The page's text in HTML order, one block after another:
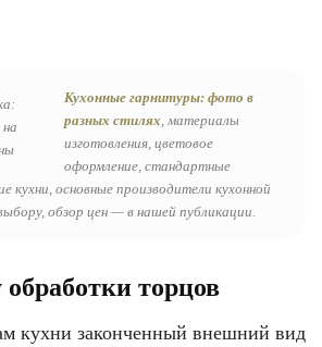
Кухонные гарнитуры: фото в
разных стилях, материалы
изготовления, цветовое
оформление, стандартные
кухни, основные производители кухонной
обзор цен — в нашей публикации.
торцов
кухни законченный внешний вид